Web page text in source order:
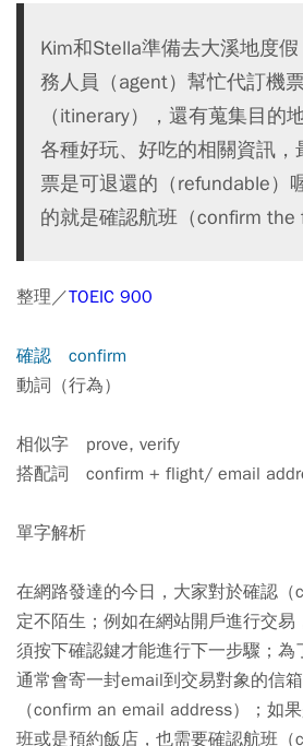
Kim和Stella準備去大溪地度
務人員（agent）幫忙代訂機
（itinerary），還有蒐集目的
各種好玩、好吃的相關資訊，
票是可退還的（refundable）
的就是確認航班（confirm the
整理／TOEIC 900
確認 confirm
動詞（行為）
相似字 prove, verify
搭配詞 confirm + flight/ email
單字解析
在網路發達的今日，大家對於確認
定不陌生；例如在網站開戶進行交
須按下確認鍵才能進行下一步驟；為
通常會寄一封email到交易對象的信
（confirm an email address）；如
班或是預約飯店，也需要確認航班